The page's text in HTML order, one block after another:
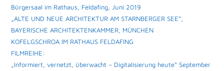
Bürgersaal im Rathaus, Feldafing, Juni 2019
„ALTE UND NEUE ARCHITEKTUR AM STARNBERGER SEE“,
BAYERISCHE ARCHITEKTENKAMMER, MÜNCHEN
KOFELGSCHROA IM RATHAUS FELDAFING
FILMREIHE:
„Informiert, vernetzt, überwacht – Digitalisierung heute“ September